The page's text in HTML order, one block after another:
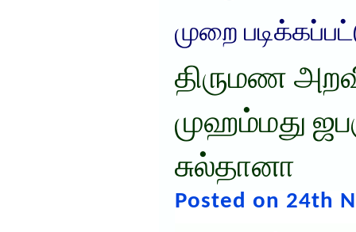
முறை
திருமண
முஹம்மது
சுல்தானா
Posted on 24th